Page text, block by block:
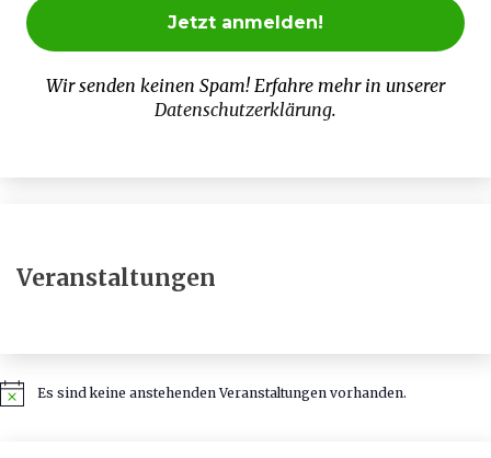
Wir senden keinen Spam! Erfahre mehr in unserer
Datenschutzerklärung.
Veranstaltungen
HinweisEs sind keine anstehenden Veranstaltungen vorhanden.